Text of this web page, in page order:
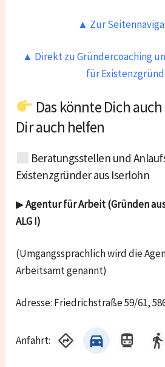
▲ Zur
▲ Direkt zu Gründercoaching
für
Das könnte Dich
Dir auch helfen
Beratungsstellen und
Existenzgründer aus Iserlohn
▶Agentur für Arbeit (Gründen
ALG I)
(Umgangssprachlich wird die
Arbeitsamt genannt)
Adresse: Friedrichstraße 59/61,
Anfahrt: